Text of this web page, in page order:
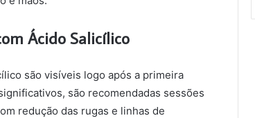
Ácido Salicílico
são visíveis logo após a primeira
são recomendadas sessões
redução das rugas e linhas de